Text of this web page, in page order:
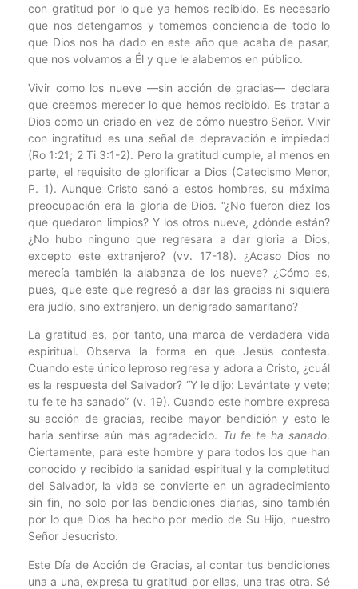
con gratitud por lo que ya hemos recibido. Es necesario
que nos detengamos y tomemos conciencia de todo lo
que Dios nos ha dado en este año que acaba de pasar,
que nos volvamos a Él y que le alabemos en público.
Vivir como los nueve —sin acción de gracias— declara
que creemos merecer lo que hemos recibido. Es tratar a
Dios como un criado en vez de cómo nuestro Señor. Vivir
con ingratitud es una señal de depravación e impiedad
(Ro 1:21; 2 Ti 3:1-2). Pero la gratitud cumple, al menos en
parte, el requisito de glorificar a Dios (Catecismo Menor,
P. 1). Aunque Cristo sanó a estos hombres, su máxima
preocupación era la gloria de Dios. “¿No fueron diez los
que quedaron limpios? Y los otros nueve, ¿dónde están?
¿No hubo ninguno que regresara a dar gloria a Dios,
excepto este extranjero? (vv. 17-18). ¿Acaso Dios no
merecía también la alabanza de los nueve? ¿Cómo es,
pues, que este que regresó a dar las gracias ni siquiera
era judío, sino extranjero, un denigrado samaritano?
La gratitud es, por tanto, una marca de verdadera vida
espiritual. Observa la forma en que Jesús contesta.
Cuando este único leproso regresa y adora a Cristo, ¿cuál
es la respuesta del Salvador? “Y le dijo: Levántate y vete;
tu fe te ha sanado” (v. 19). Cuando este hombre expresa
su acción de gracias, recibe mayor bendición y esto le
haría sentirse aún más agradecido. Tu fe te ha sanado.
Ciertamente, para este hombre y para todos los que han
conocido y recibido la sanidad espiritual y la completitud
del Salvador, la vida se convierte en un agradecimiento
sin fin, no solo por las bendiciones diarias, sino también
por lo que Dios ha hecho por medio de Su Hijo, nuestro
Señor Jesucristo.
Este Día de Acción de Gracias, al contar tus bendiciones
una a una, expresa tu gratitud por ellas, una tras otra. Sé